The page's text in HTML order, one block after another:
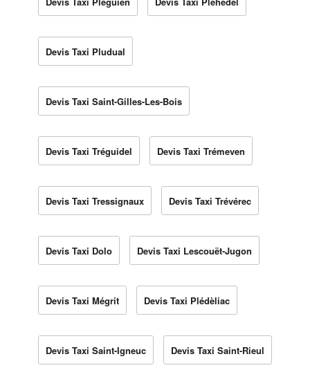
Devis Taxi Pludual
Devis Taxi Saint-Gilles-Les-Bois
Devis Taxi Tréguidel Devis Taxi Trémeven
Devis Taxi Tressignaux Devis Taxi Trévérec
Devis Taxi Dolo Devis Taxi Lescouët-Jugon
Devis Taxi Mégrit Devis Taxi Plédèliac
Devis Taxi Saint-Igneuc Devis Taxi Saint-Rieul